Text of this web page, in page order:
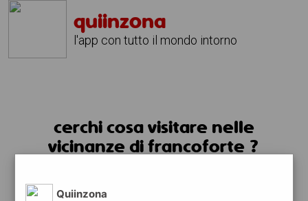
quiinzona
l'app con tutto il mondo intorno
cerchi cosa visitare nelle
vicinanze di francoforte ?
Quiinzona